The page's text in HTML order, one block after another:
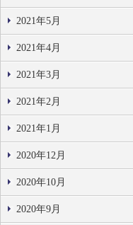
2021年5月
2021年4月
2021年3月
2021年2月
2021年1月
2020年12月
2020年10月
2020年9月